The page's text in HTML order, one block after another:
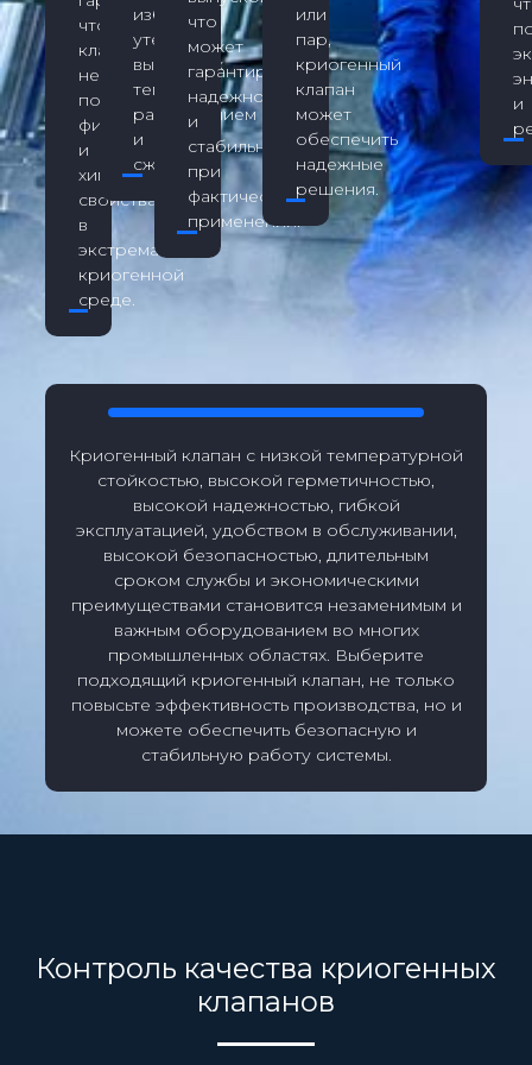
что
клапан
не
потеряет
физические
и
химические
свойства
в
экстремально
криогенной
среде.
избежать
утечек,
вызванных
тепловым
расширением
и
сжатием.
что
может
гарантировать
надежность
и
стабильность
при
фактическом
применении.
или
пар,
криогенный
клапан
может
обеспечить
надежные
решения.
и
Криогенный клапан с низкой температурной
стойкостью, высокой герметичностью,
высокой надежностью, гибкой
эксплуатацией, удобством в обслуживании,
высокой безопасностью, длительным
сроком службы и экономическими
преимуществами становится незаменимым и
важным оборудованием во многих
промышленных областях. Выберите
подходящий криогенный клапан, не только
повысьте эффективность производства, но и
можете обеспечить безопасную и
стабильную работу системы.
Контроль качества криогенных
клапанов